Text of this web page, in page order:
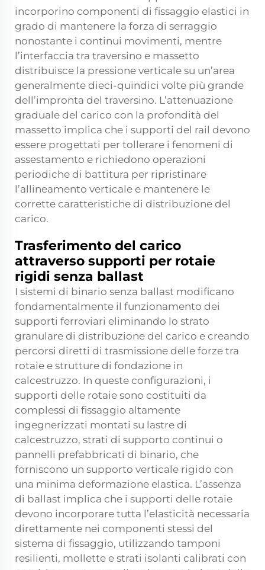
incorporino componenti di fissaggio elastici in
grado di mantenere la forza di serraggio
nonostante i continui movimenti, mentre
l’interfaccia tra traversino e massetto
distribuisce la pressione verticale su un’area
generalmente dieci-quindici volte più grande
dell’impronta del traversino. L’attenuazione
graduale del carico con la profondità del
massetto implica che i supporti del rail devono
essere progettati per tollerare i fenomeni di
assestamento e richiedono operazioni
periodiche di battitura per ripristinare
l’allineamento verticale e mantenere le
corrette caratteristiche di distribuzione del
carico.
Trasferimento del carico
attraverso supporti per rotaie
rigidi senza ballast
I sistemi di binario senza ballast modificano
fondamentalmente il funzionamento dei
supporti ferroviari eliminando lo strato
granulare di distribuzione del carico e creando
percorsi diretti di trasmissione delle forze tra
rotaie e strutture di fondazione in
calcestruzzo. In queste configurazioni, i
supporti delle rotaie sono costituiti da
complessi di fissaggio altamente
ingegnerizzati montati su lastre di
calcestruzzo, strati di supporto continui o
pannelli prefabbricati di binario, che
forniscono un supporto verticale rigido con
una minima deformazione elastica. L’assenza
di ballast implica che i supporti delle rotaie
devono incorporare tutta l’elasticità necessaria
direttamente nei componenti stessi del
sistema di fissaggio, utilizzando tamponi
resilienti, mollette e strati isolanti calibrati con